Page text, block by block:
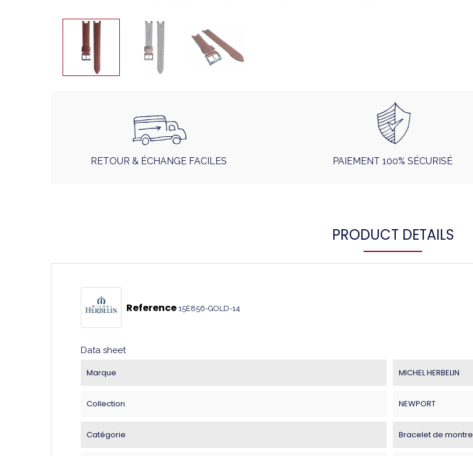
RETOUR & ÉCHANGE FACILES PAIEMENT 100% SÉCURISÉ
PRODUCT DETAILS
Reference 15E856-GOLD-14
Data sheet
Marque MICHEL HERBELIN
Collection NEWPORT
Catégorie Bracelet de montre